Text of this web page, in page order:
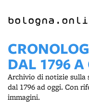
DAL 1796 A
Archivio di notizie
dal 1796 ad oggi. Con
immagini.